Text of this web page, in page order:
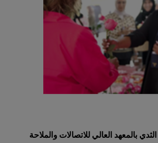
بالمعهد العالي للاتصالات والملاحة